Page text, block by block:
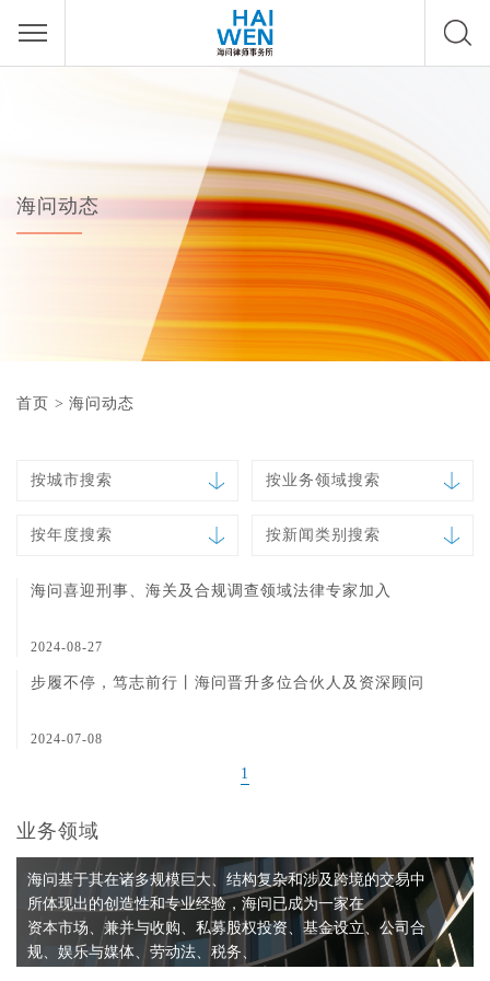
海问动态
首页 > 海问动态
按城市搜索 按业务领域搜索
按年度搜索 按新闻类别搜索
海问喜迎刑事、海关及合规调查领域法律专家加入
2024-08-27
步履不停，笃志前行丨海问晋升多位合伙人及资深顾问
2024-07-08
1
业务领域
海问基于其在诸多规模巨大、结构复杂和涉及跨境的交易中
所体现出的创造性和专业经验，海问已成为一家在
资本市场、兼并与收购、私募股权投资、基金设立、公司合
规、娱乐与媒体、劳动法、税务、